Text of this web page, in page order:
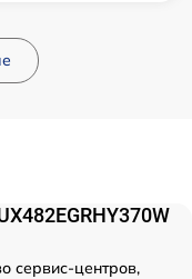
сервис-центров,